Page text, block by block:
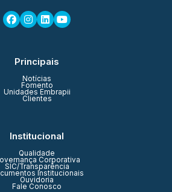
Principais
Notícias
Fomento
Unidades Embrapii
Clientes
Institucional
Qualidade
Corporativa
SIC/Transparência
Institucionais
Ouvidoria
Fale Conosco